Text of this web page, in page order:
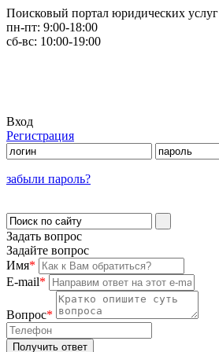
Поисковый портал юридических услуг
пн-пт: 9:00-18:00
сб-вс: 10:00-19:00
Вход
Регистрация
забыли пароль?
Задать вопрос
Задайте вопрос
Имя*
E-mail*
Вопрос*